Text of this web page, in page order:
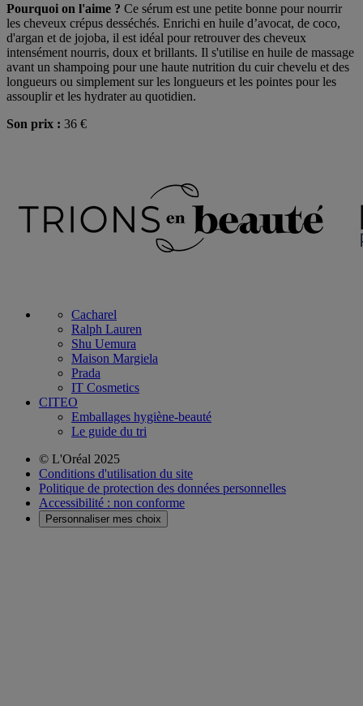
Pourquoi on l'aime ? Ce sérum est une petite bonne pour nourrir
les cheveux crépus desséchés. Enrichi en huile d’avocat, de coco,
d'argan et de jojoba, il est idéal pour retrouver des cheveux
intensément nourris, doux et brillants. Il s'utilise en huile de massage
avant un shampoing pour une haute nutrition du cuir chevelu et des
longueurs ou simplement sur les longueurs et les pointes pour les
assouplir et les hydrater au quotidien.
Son prix : 36 €
Cacharel
Ralph Lauren
Shu Uemura
Maison Margiela
Prada
IT Cosmetics
CITEO
Emballages hygiène-beauté
Le guide du tri
© L'Oréal 2025
Conditions d'utilisation du site
Politique de protection des données personnelles
Accessibilité : non conforme
Personnaliser mes choix